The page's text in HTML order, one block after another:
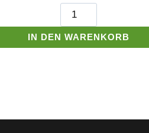
Hame
Gaensenleberpastete
Menge
IN DEN WARENKORB